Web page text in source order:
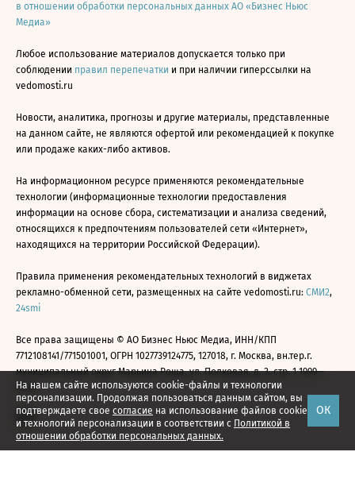
На нашем сайте используются cookie-файлы и технологии
персонализации. Продолжая пользоваться данным сайтом, вы
подтверждаете свое согласие на использование файлов cookie
и технологий персонализации в соответствии с Политикой в
отношении обработки персональных данных.
ОК
в отношении обработки персональных данных АО «Бизнес Ньюс
Медиа»
Любое использование материалов допускается только при
соблюдении правил перепечатки и при наличии гиперссылки на
vedomosti.ru
Новости, аналитика, прогнозы и другие материалы, представленные
на данном сайте, не являются офертой или рекомендацией к покупке
или продаже каких-либо активов.
На информационном ресурсе применяются рекомендательные
технологии (информационные технологии предоставления
информации на основе сбора, систематизации и анализа сведений,
относящихся к предпочтениям пользователей сети «Интернет»,
находящихся на территории Российской Федерации).
Правила применения рекомендательных технологий в виджетах
рекламно-обменной сети, размещенных на сайте vedomosti.ru: СМИ2,
24smi
Все права защищены © АО Бизнес Ньюс Медиа, ИНН/КПП
7712108141/771501001, ОГРН 1027739124775, 127018, г. Москва, вн.тер.г.
муниципальный округ Марьина Роща, ул. Полковая, д. 3, стр. 1 1999—
2026